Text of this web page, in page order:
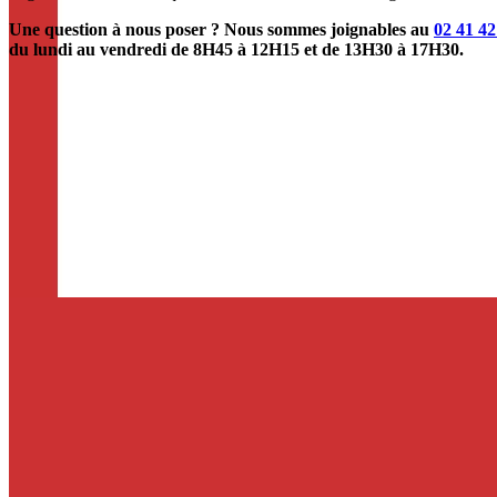
Une question à nous poser ? Nous sommes joignables au 02 41
du lundi au vendredi de 8H45 à 12H15 et de 13H30 à 17H30.